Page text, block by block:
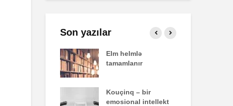
Son yazılar
Elm helmlə
tamamlanır
Kouçinq – bir
emosional intellekt